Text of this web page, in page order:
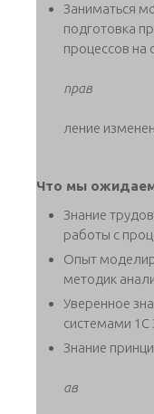
Заниматься
подготовка
процессов на
прав
ление
Что мы
Знание
работы с
Опыт
методик
Уверенное
системами 1С
Знание
ав